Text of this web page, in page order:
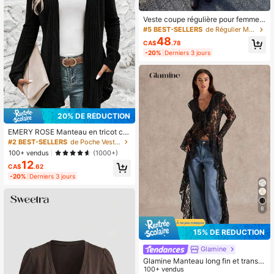
20% DE RÉDUCTION
EMERY ROSE Manteau en tricot côt
elé à double poche et ouverture fro
ntale pour l'automne/l'hiver
#2 BEST-SELLERS
de Poche Vestes légères pour femmes
100+ vendus
(1000+)
CA$12.62
-20% Derniers 3 jours
Veste coupe régulière pour femme a
vec fermeture à boutons devant, co
l montant, élégante & polyvalente p
our les trajets et le port décontract
é, automne/hiver
#5 BEST-SELLERS de Régulier Manteaux pour femmes
CA$48.78
-20% Derniers 3 jours
8
15% DE RÉDUCTION
Glamine
Glamine Manteau long fin et transp
arent en dentelle élégante et roman
100+ vendus